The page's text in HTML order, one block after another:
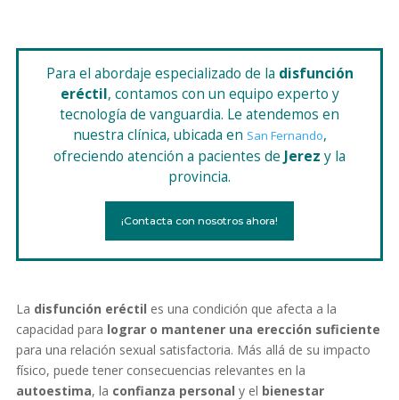
Para el abordaje especializado de la disfunción
eréctil, contamos con un equipo experto y
tecnología de vanguardia. Le atendemos en
nuestra clínica, ubicada en San Fernando,
ofreciendo atención a pacientes de Jerez y la
provincia.
¡Contacta con nosotros ahora!
La disfunción eréctil es una condición que afecta a la
capacidad para lograr o mantener una erección suficiente
para una relación sexual satisfactoria. Más allá de su impacto
físico, puede tener consecuencias relevantes en la
autoestima, la confianza personal y el bienestar